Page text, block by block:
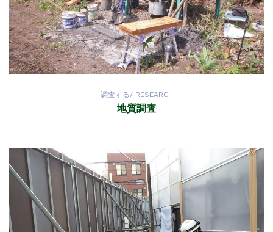
調査する/ RESEARCH
地質調査